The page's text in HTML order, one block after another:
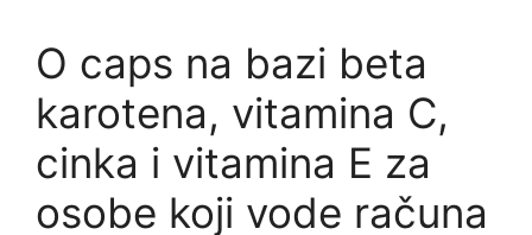
O caps na bazi beta
karotena, vitamina C,
cinka i vitamina E za
osobe koji vode računa